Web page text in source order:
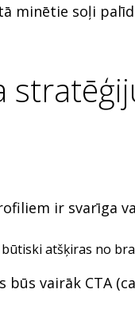
minētie soļi
ir svarīga
atšķiras no
vairāk CTA